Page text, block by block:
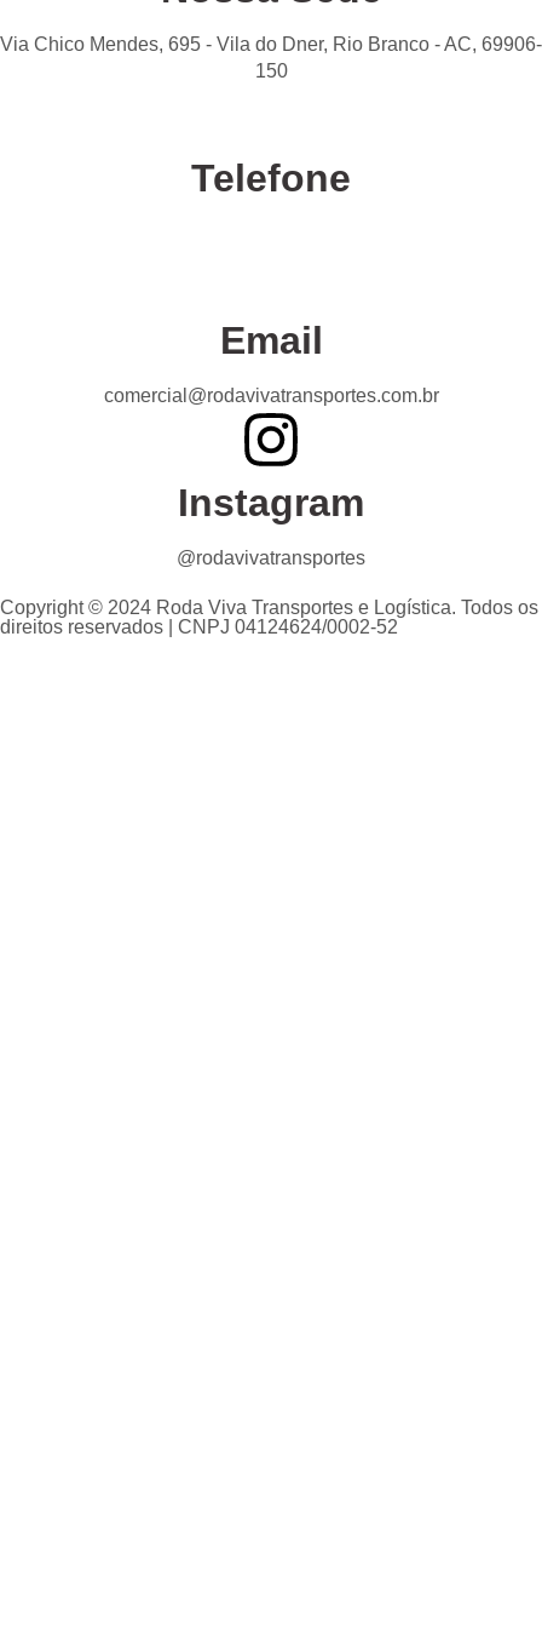
Via Chico Mendes, 695 - Vila do Dner, Rio Branco - AC, 69906-
150
Telefone
Email
comercial@rodavivatransportes.com.br
Instagram
@rodavivatransportes
Copyright © 2024 Roda Viva Transportes e Logística. Todos os
direitos reservados | CNPJ 04124624/0002-52